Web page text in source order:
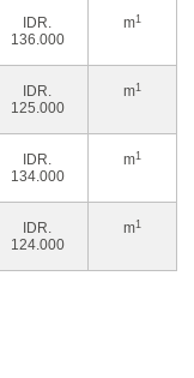
IDR.
136.000
m1
IDR.
125.000
m1
IDR.
134.000
m1
IDR.
124.000
m1